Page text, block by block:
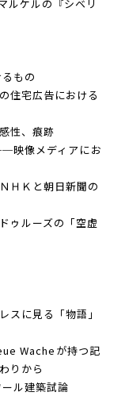
ルケルの『シベリ
もの
住宅広告における
性、痕跡
映像メディアにお
ＨＫと朝日新聞の
ゥルーズの「空虚
スに見る「物語」
Wacheが持つ記
りから
ル建築試論